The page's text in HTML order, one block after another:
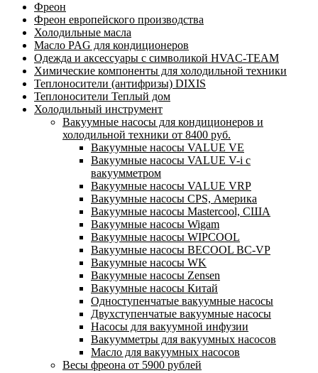
Фреон
Фреон европейского производства
Холодильные масла
Масло PAG для кондиционеров
Одежда и аксессуары с символикой HVAC-TEAM
Химические компоненты для холодильной техники
Теплоносители (антифризы) DIXIS
Теплоносители Теплый дом
Холодильный инструмент
Вакуумные насосы для кондиционеров и
холодильной техники от 8400 руб.
Вакуумные насосы VALUE VE
Вакуумные насосы VALUE V-i с
вакуумметром
Вакуумные насосы VALUE VRP
Вакуумные насосы CPS, Америка
Вакуумные насосы Mastercool, США
Вакуумные насосы Wigam
Вакуумные насосы WIPCOOL
Вакуумные насосы BECOOL BC-VP
Вакуумные насосы WK
Вакуумные насосы Zensen
Вакуумные насосы Китай
Одноступенчатые вакуумные насосы
Двухступенчатые вакуумные насосы
Насосы для вакуумной инфузии
Вакуумметры для вакуумных насосов
Масло для вакуумных насосов
Весы фреона от 5900 рублей